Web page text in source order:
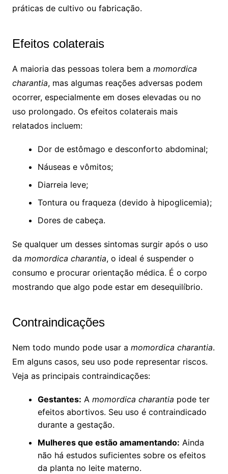
práticas de cultivo ou fabricação.
Efeitos colaterais
A maioria das pessoas tolera bem a momordica
charantia, mas algumas reações adversas podem
ocorrer, especialmente em doses elevadas ou no
uso prolongado. Os efeitos colaterais mais
relatados incluem:
Dor de estômago e desconforto abdominal;
Náuseas e vômitos;
Diarreia leve;
Tontura ou fraqueza (devido à hipoglicemia);
Dores de cabeça.
Se qualquer um desses sintomas surgir após o uso
da momordica charantia, o ideal é suspender o
consumo e procurar orientação médica. É o corpo
mostrando que algo pode estar em desequilíbrio.
Contraindicações
Nem todo mundo pode usar a momordica charantia.
Em alguns casos, seu uso pode representar riscos.
Veja as principais contraindicações:
Gestantes: A momordica charantia pode ter
efeitos abortivos. Seu uso é contraindicado
durante a gestação.
Mulheres que estão amamentando: Ainda
não há estudos suficientes sobre os efeitos
da planta no leite materno.